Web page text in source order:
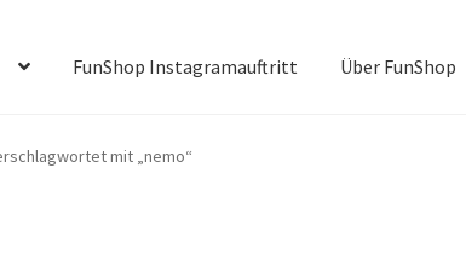
FunShop Instagramauftritt Über FunShop
mit „nemo“